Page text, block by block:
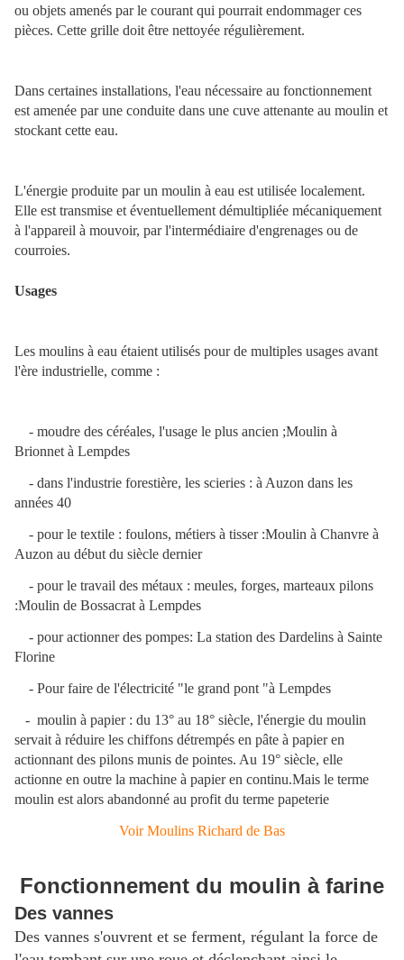
ou objets amenés par le courant qui pourrait endommager ces
pièces. Cette grille doit être nettoyée régulièrement.
Dans certaines installations, l'eau nécessaire au fonctionnement
est amenée par une conduite dans une cuve attenante au moulin et
stockant cette eau.
L'énergie produite par un moulin à eau est utilisée localement.
Elle est transmise et éventuellement démultipliée mécaniquement
à l'appareil à mouvoir, par l'intermédiaire d'engrenages ou de
courroies.
Usages
Les moulins à eau étaient utilisés pour de multiples usages avant
l'ère industrielle, comme :
- moudre des céréales, l'usage le plus ancien ;Moulin à
Brionnet à Lempdes
- dans l'industrie forestière, les scieries : à Auzon dans les
années 40
- pour le textile : foulons, métiers à tisser :Moulin à Chanvre à
Auzon au début du siècle dernier
- pour le travail des métaux : meules, forges, marteaux pilons
:Moulin de Bossacrat à Lempdes
- pour actionner des pompes: La station des Dardelins à Sainte
Florine
- Pour faire de l'électricité "le grand pont "à Lempdes
- moulin à papier : du 13° au 18° siècle, l'énergie du moulin
servait à réduire les chiffons détrempés en pâte à papier en
actionnant des pilons munis de pointes. Au 19° siècle, elle
actionne en outre la machine à papier en continu.Mais le terme
moulin est alors abandonné au profit du terme papeterie
Voir Moulins Richard de Bas
Fonctionnement du moulin à farine
Des vannes
Des vannes s'ouvrent et se ferment, régulant la force de